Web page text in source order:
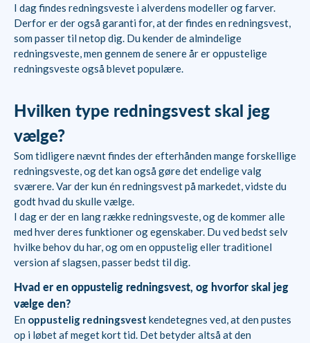
I dag findes redningsveste i alverdens modeller og farver.
Derfor er der også garanti for, at der findes en redningsvest,
som passer til netop dig. Du kender de almindelige
redningsveste, men gennem de senere år er oppustelige
redningsveste også blevet populære.
Hvilken type redningsvest skal jeg
vælge?
Som tidligere nævnt findes der efterhånden mange forskellige
redningsveste, og det kan også gøre det endelige valg
sværere. Var der kun én redningsvest på markedet, vidste du
godt hvad du skulle vælge.
I dag er der en lang række redningsveste, og de kommer alle
med hver deres funktioner og egenskaber. Du ved bedst selv
hvilke behov du har, og om en oppustelig eller traditionel
version af slagsen, passer bedst til dig.
Hvad er en oppustelig redningsvest, og hvorfor skal jeg
vælge den?
En oppustelig redningsvest kendetegnes ved, at den pustes
op i løbet af meget kort tid. Det betyder altså at den